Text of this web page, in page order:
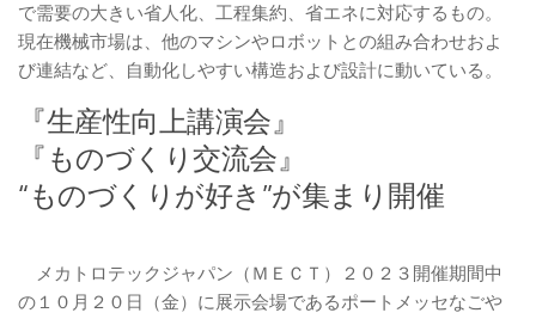
で需要の大きい省人化、工程集約、省エネに対応するもの。
現在機械市場は、他のマシンやロボットとの組み合わせおよ
び連結など、自動化しやすい構造および設計に動いている。
『生産性向上講演会』
『ものづくり交流会』
“ものづくりが好き”が集まり開催
メカトロテックジャパン（ＭＥＣＴ）２０２３開催期間中
の１０月２０日（金）に展示会場であるポートメッセなごや